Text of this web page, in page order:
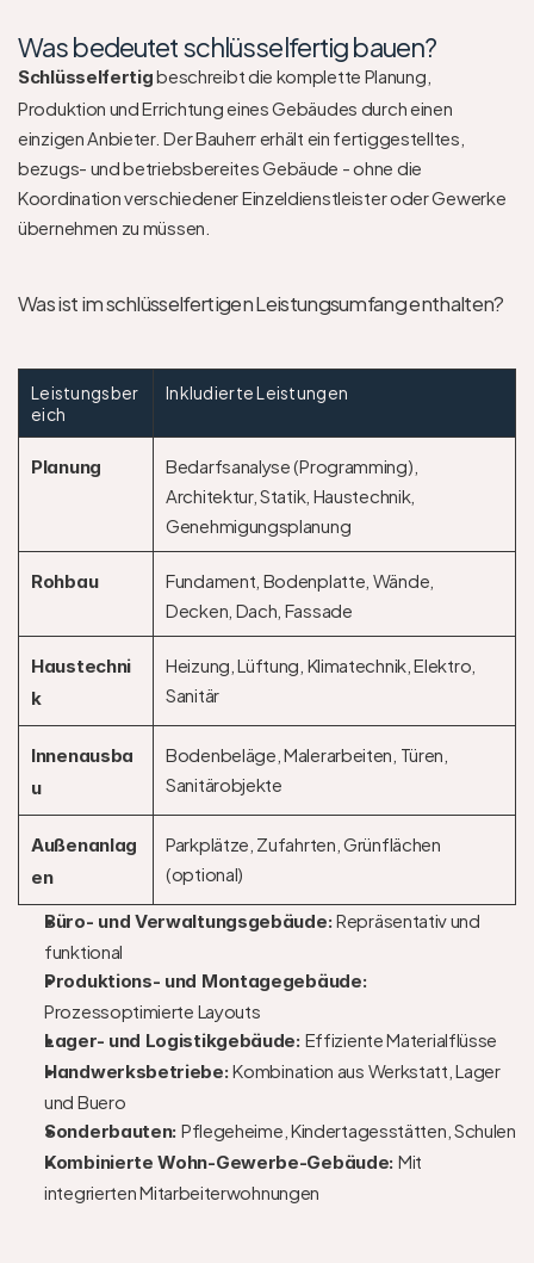
Was bedeutet schlüsselfertig bauen?
Schlüsselfertig beschreibt die komplette Planung,
Produktion und Errichtung eines Gebäudes durch einen
einzigen Anbieter. Der Bauherr erhält ein fertiggestelltes,
bezugs- und betriebsbereites Gebäude - ohne die
Koordination verschiedener Einzeldienstleister oder Gewerke
übernehmen zu müssen.
Was ist im schlüsselfertigen Leistungsumfang enthalten?
Leistungsber
eich
Inkludierte Leistungen
Planung
Bedarfsanalyse (Programming),
Architektur, Statik, Haustechnik,
Genehmigungsplanung
Rohbau
Fundament, Bodenplatte, Wände,
Decken, Dach, Fassade
Haustechni
k
Heizung, Lüftung, Klimatechnik, Elektro,
Sanitär
Innenausba
u
Bodenbeläge, Malerarbeiten, Türen,
Sanitärobjekte
Außenanlag
en
Parkplätze, Zufahrten, Grünflächen
(optional)
Büro- und Verwaltungsgebäude: Repräsentativ und
funktional
Prozessoptimierte Layouts
Lager- und Logistikgebäude: Effiziente Materialflüsse
Handwerksbetriebe: Kombination aus Werkstatt, Lager
und Buero
Sonderbauten: Pflegeheime, Kindertagesstätten, Schulen
Kombinierte Wohn-Gewerbe-Gebäude: Mit
integrierten Mitarbeiterwohnungen